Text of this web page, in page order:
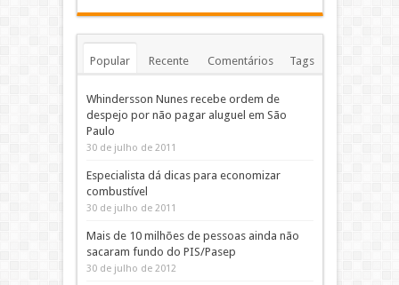
Popular Recente Comentários Tags
Whindersson Nunes recebe ordem de
despejo por não pagar aluguel em São
Paulo
30 de julho de 2011
Especialista dá dicas para economizar
combustível
30 de julho de 2011
Mais de 10 milhões de pessoas ainda não
sacaram fundo do PIS/Pasep
30 de julho de 2012